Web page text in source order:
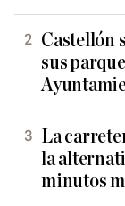
Castellón
sus
La
la
minutos